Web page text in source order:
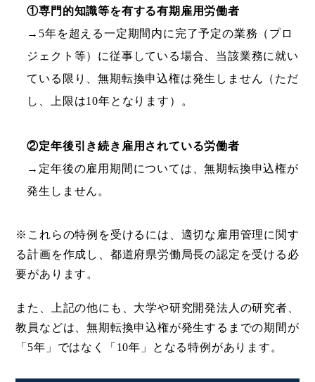
①専門的知識等を有する有期雇用労働者
→5年を超える一定期間内に完了予定の業務（プロ
ジェクト等）に従事している場合、当該業務に就い
ている限り、無期転換申込権は発生しません（ただ
し、上限は10年となります）。
②定年後引き続き雇用されている労働者
→定年後の雇用期間については、無期転換申込権が
発生しません。
※これらの特例を受けるには、適切な雇用管理に関す
る計画を作成し、都道府県労働局長の認定を受ける必
要があります。
また、上記の他にも、大学や研究開発法人の研究者、
教員などは、無期転換申込権が発生するまでの期間が
「5年」ではなく「10年」となる特例があります。